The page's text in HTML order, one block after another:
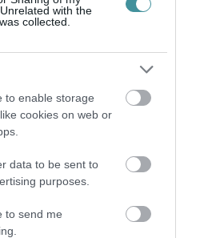
with the
collected.
to enable storage
cookies on web or
data to be sent to
purposes.
to send me
A TISZA
08|Mindenki ügye
SZAKÍTÁS JÖN A...
Mindenki ügye
LÁTVÁNYOSSÁGAI,
ÉRDEMES MEGNÉZNI
ÚJRAINDUL A P...
07 Mindenki ügye